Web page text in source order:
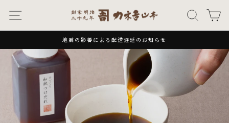
ナビゲーション キーワ
一
止
地震の影響による配送遅延のお知らせ